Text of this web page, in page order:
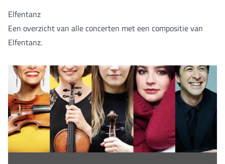
Elfentanz
Een overzicht van alle concerten met een compositie van
Elfentanz.